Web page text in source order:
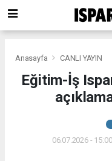
Anasayfa CANLI YAYIN
Eğitim-İş
06.07.2026 -